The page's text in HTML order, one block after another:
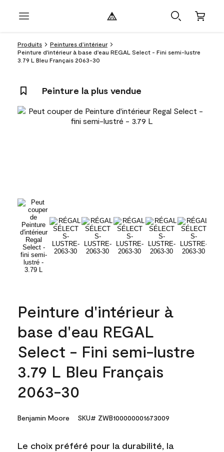
Produits
Peintures d’intérieur
Peinture d'intérieur à base d'eau REGAL Select - Fini semi-lustre
3.79 L Bleu Français 2063-30
Peinture la plus vendue
Peinture d'intérieur à
base d'eau REGAL
Select - Fini semi-lustre
3.79 L Bleu Français
2063-30
Benjamin Moore SKU# ZWB100000001673009
Le choix préféré pour la durabilité, la